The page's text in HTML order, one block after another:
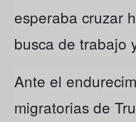
esperaba cruzar
busca de trabajo
Ante el
migratorias de